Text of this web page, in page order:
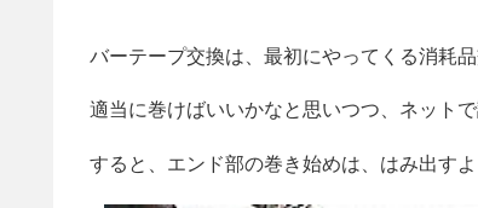
バーテープ交換は、最初にやってくる消耗品
適当に巻けばいいかなと思いつつ、ネットで
すると、エンド部の巻き始めは、はみ出す